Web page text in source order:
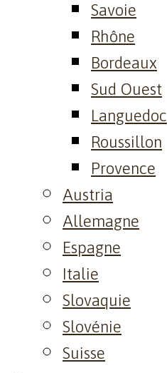
Savoie
Rhône
Bordeaux
Sud Ouest
Languedoc
Roussillon
Provence
Austria
Allemagne
Espagne
Italie
Slovaquie
Slovénie
Suisse